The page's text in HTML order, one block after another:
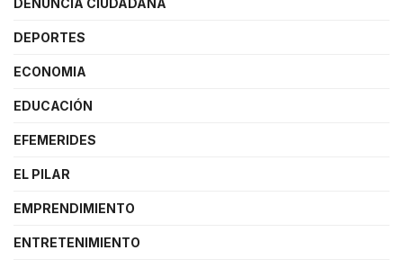
DENUNCIA CIUDADANA
DEPORTES
ECONOMIA
EDUCACIÓN
EFEMERIDES
EL PILAR
EMPRENDIMIENTO
ENTRETENIMIENTO